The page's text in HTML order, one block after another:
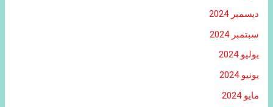
ديسمبر 2024
سبتمبر 2024
يوليو 2024
يونيو 2024
مايو 2024